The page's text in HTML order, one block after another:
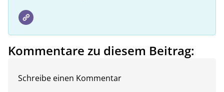
Kommentare zu diesem Beitrag:
Schreibe einen Kommentar